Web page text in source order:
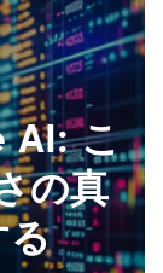
AI: こ
の真
る